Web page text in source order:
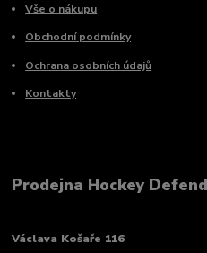
Vše o nákupu
Obchodní podmínky
Ochrana osobních údajů
Kontakty
Prodejna Hockey
Václava Košaře 116